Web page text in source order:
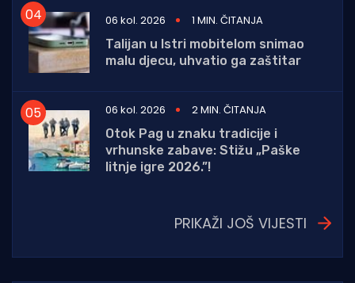
06 kol. 2026
1 MIN. ČITANJA
Talijan u Istri mobitelom snimao
malu djecu, uhvatio ga zaštitar
06 kol. 2026
2 MIN. ČITANJA
Otok Pag u znaku tradicije i
vrhunske zabave: Stižu „Paške
litnje igre 2026.”!
PRIKAŽI JOŠ VIJESTI